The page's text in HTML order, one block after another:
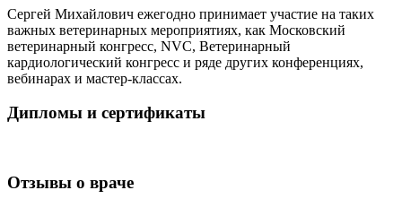
Сергей Михайлович ежегодно принимает участие на таких
важных ветеринарных мероприятиях, как Московский
ветеринарный конгресс, NVC, Ветеринарный
кардиологический конгресс и ряде других конференциях,
вебинарах и мастер-классах.
Дипломы и сертификаты
Отзывы о враче